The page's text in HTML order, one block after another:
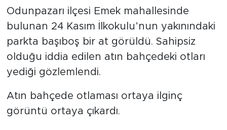
Odunpazarı ilçesi Emek mahallesinde
bulunan 24 Kasım İlkokulu’nun yakınındaki
parkta başıboş bir at görüldü. Sahipsiz
olduğu iddia edilen atın bahçedeki otları
yediği gözlemlendi.
Atın bahçede otlaması ortaya ilginç
görüntü ortaya çıkardı.